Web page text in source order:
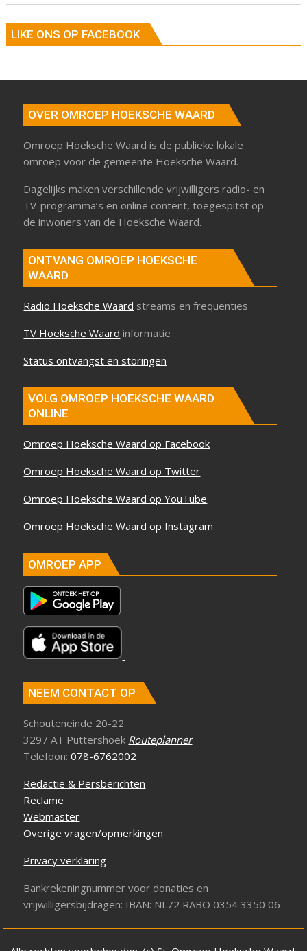
LIKE ONS OP FACEBOOK
OVER OMROEP HOEKSCHE WAARD
Omroep Hoeksche Waard is de publieke lokale
omroep voor de gemeente Hoeksche Waard.
Dagelijks maken verschillende vrijwilligers radio- en
TV-programma’s en online content, toegespitst op
de inwoners van de Hoeksche Waard.
ONTVANG OMROEP HOEKSCHE
WAARD
Radio Hoeksche Waard streams en frequenties
TV Hoeksche Waard informatie
Status ontvangst en storingen
VOLG OMROEP HOEKSCHE WAARD
ONLINE
Omroep Hoeksche Waard op Facebook
Omroep Hoeksche Waard op Twitter
Omroep Hoeksche Waard op YouTube
Omroep Hoeksche Waard op Instagram
OMROEP APP
NEEM CONTACT OP
Schouteneinde 20-22
3297 AT Puttershoek Routeplanner
Telefoon:078-6762002
Redactie & Persberichten
Reclame
Webmaster
Overige vragen/opmerkingen
Privacy verklaring
Bankrekeningnummer voor donaties en
vrijwilligersbijdragen: IBAN: NL72 RABO 0354 3350 06